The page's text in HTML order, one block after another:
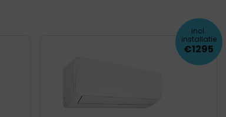
incl.
installatie
€1295